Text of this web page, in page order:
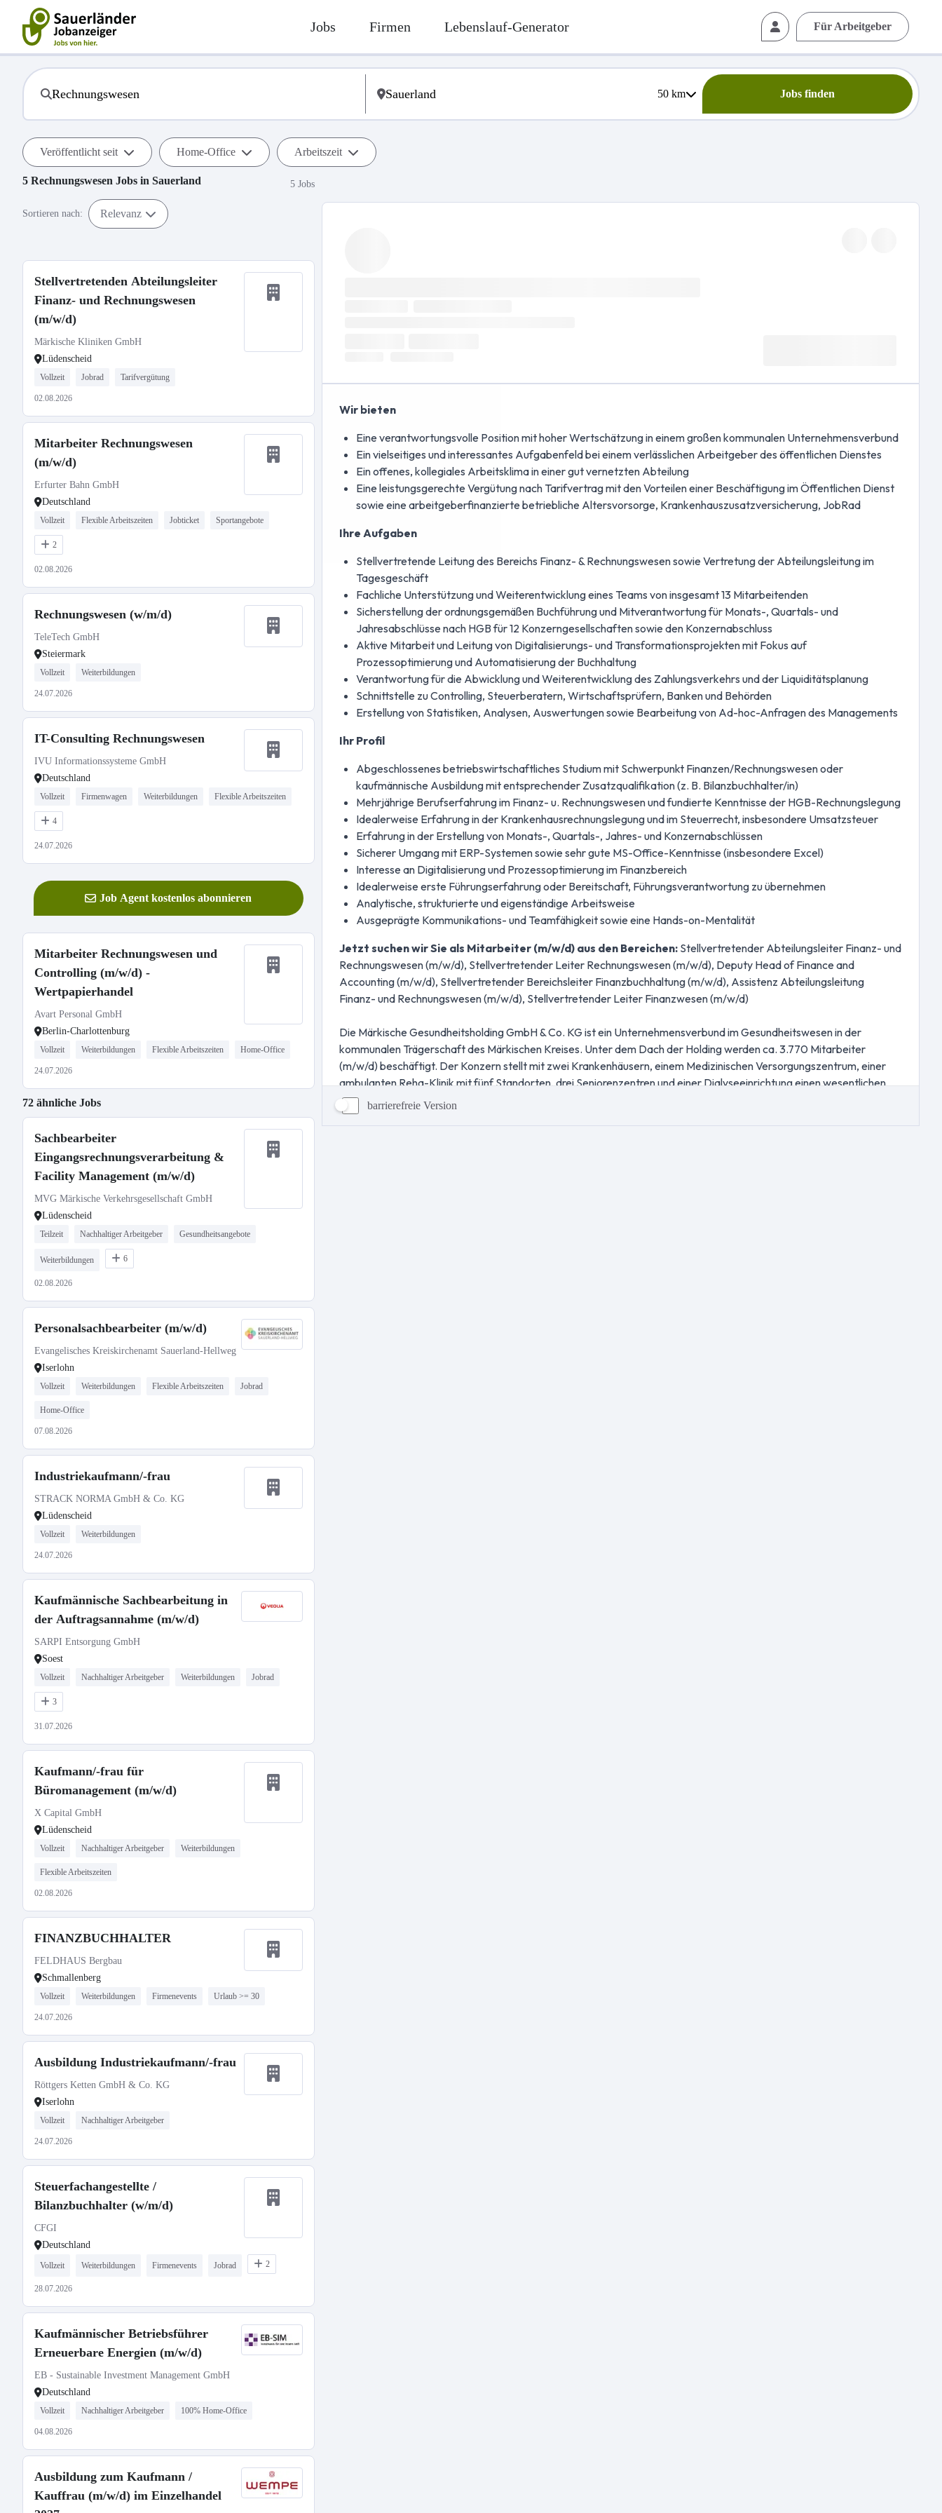
Jobs Firmen Lebenslauf-Generator Für Arbeitgeber
50km Jobs finden
Veröffentlicht seit Home-Office Arbeitszeit
5 Rechnungswesen Jobs in Sauerland 5 Jobs
Sortieren nach: Relevanz
Stellvertretenden Abteilungsleiter
Finanz- und Rechnungswesen
(m/w/d)
Märkische Kliniken GmbH
Lüdenscheid
Vollzeit Jobrad Tarifvergütung
02.08.2026
Mitarbeiter Rechnungswesen
(m/w/d)
Erfurter Bahn GmbH
Deutschland
Vollzeit Flexible Arbeitszeiten Jobticket Sportangebote
2
02.08.2026
Rechnungswesen (w/m/d)
TeleTech GmbH
Steiermark
Vollzeit Weiterbildungen
24.07.2026
IT-Consulting Rechnungswesen
IVU Informationssysteme GmbH
Deutschland
Vollzeit Firmenwagen Weiterbildungen Flexible Arbeitszeiten
4
24.07.2026
Job Agent kostenlos abonnieren
Mitarbeiter Rechnungswesen und
Controlling (m/w/d) -
Wertpapierhandel
Avart Personal GmbH
Berlin-Charlottenburg
Vollzeit Weiterbildungen Flexible Arbeitszeiten Home-Office
24.07.2026
72 ähnliche Jobs
Sachbearbeiter
Eingangsrechnungsverarbeitung &
Facility Management (m/w/d)
MVG Märkische Verkehrsgesellschaft GmbH
Lüdenscheid
Teilzeit Nachhaltiger Arbeitgeber Gesundheitsangebote
Weiterbildungen 6
02.08.2026
Personalsachbearbeiter (m/w/d)
Evangelisches Kreiskirchenamt Sauerland-Hellweg
Iserlohn
Vollzeit Weiterbildungen Flexible Arbeitszeiten Jobrad
Home-Office
07.08.2026
Industriekaufmann/-frau
STRACK NORMA GmbH & Co. KG
Lüdenscheid
Vollzeit Weiterbildungen
24.07.2026
Kaufmännische Sachbearbeitung in
der Auftragsannahme (m/w/d)
SARPI Entsorgung GmbH
Soest
Vollzeit Nachhaltiger Arbeitgeber Weiterbildungen Jobrad
3
31.07.2026
Kaufmann/-frau für
Büromanagement (m/w/d)
X Capital GmbH
Lüdenscheid
Vollzeit Nachhaltiger Arbeitgeber Weiterbildungen
Flexible Arbeitszeiten
02.08.2026
FINANZBUCHHALTER
FELDHAUS Bergbau
Schmallenberg
Vollzeit Weiterbildungen Firmenevents Urlaub >= 30
24.07.2026
Ausbildung Industriekaufmann/-frau
Röttgers Ketten GmbH & Co. KG
Iserlohn
Vollzeit Nachhaltiger Arbeitgeber
24.07.2026
Steuerfachangestellte /
Bilanzbuchhalter (w/m/d)
CFGI
Deutschland
Vollzeit Weiterbildungen Firmenevents Jobrad 2
28.07.2026
Kaufmännischer Betriebsführer
Erneuerbare Energien (m/w/d)
EB - Sustainable Investment Management GmbH
Deutschland
Vollzeit Nachhaltiger Arbeitgeber 100% Home-Office
04.08.2026
Ausbildung zum Kaufmann /
Kauffrau (m/w/d) im Einzelhandel
barrierefreie Version